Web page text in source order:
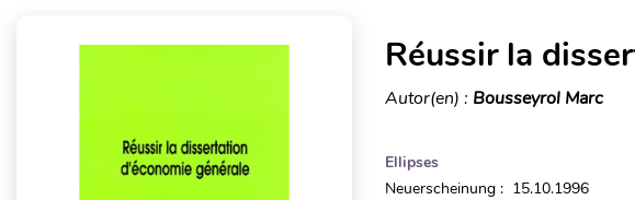
Réussir la
Autor(en) : Bousseyrol Marc
Ellipses
Neuerscheinung : 15.10.1996